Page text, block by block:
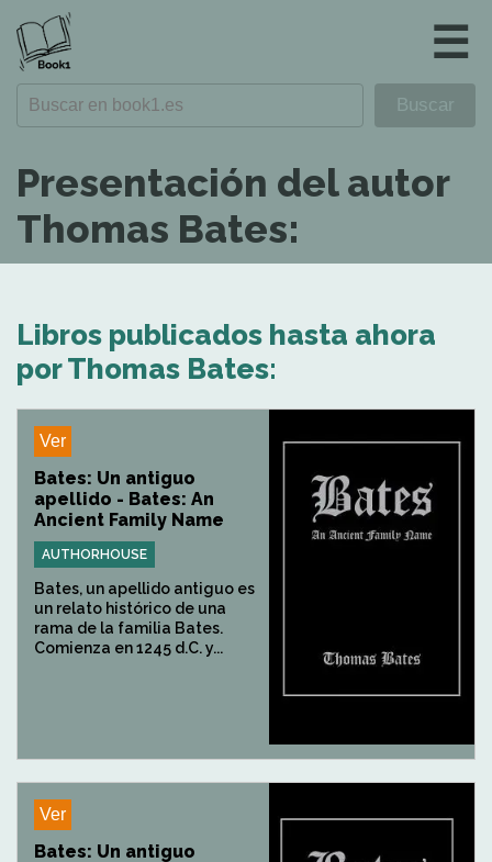
☰
Presentación del autor
Thomas Bates:
Libros publicados hasta ahora
por Thomas Bates:
Ver
Bates: Un antiguo
apellido - Bates: An
Ancient Family Name
AUTHORHOUSE
Bates, un apellido antiguo es
un relato histórico de una
rama de la familia Bates.
Comienza en 1245 d.C. y...
Ver
Bates: Un antiguo